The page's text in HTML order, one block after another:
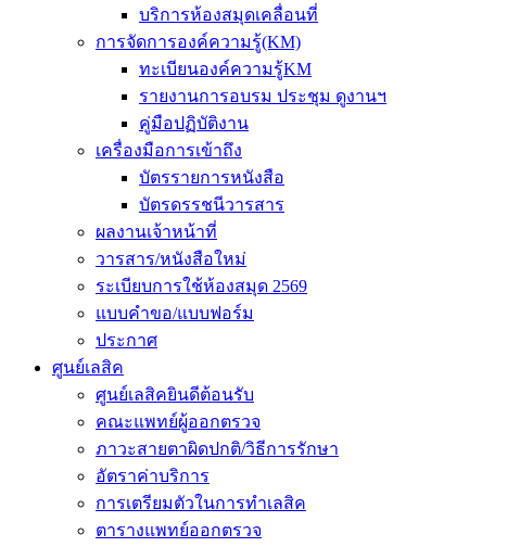
บริการห้องสมุดเคลื่อนที่
การจัดการองค์ความรู้(KM)
ทะเบียนองค์ความรู้KM
รายงานการอบรม ประชุม ดูงานฯ
คู่มือปฏิบัติงาน
เครื่องมือการเข้าถึง
บัตรรายการหนังสือ
บัตรดรรชนีวารสาร
ผลงานเจ้าหน้าที่
วารสาร/หนังสือใหม่
ระเบียบการใช้ห้องสมุด 2569
แบบคำขอ/แบบฟอร์ม
ประกาศ
ศูนย์เลสิค
ศูนย์เลสิคยินดีต้อนรับ
คณะแพทย์ผู้ออกตรวจ
ภาวะสายตาผิดปกติ/วิธีการรักษา
อัตราค่าบริการ
การเตรียมตัวในการทำเลสิค
ตารางแพทย์ออกตรวจ